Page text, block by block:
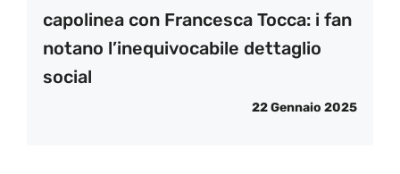
capolinea con Francesca Tocca: i fan
notano l’inequivocabile dettaglio
social
22 Gennaio 2025